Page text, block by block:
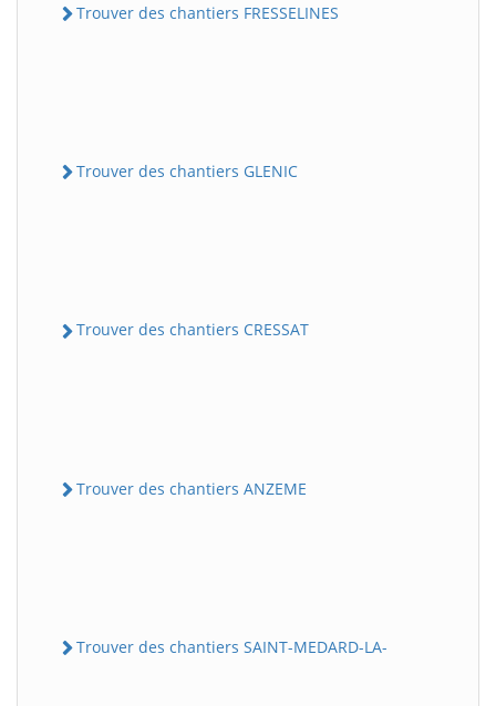
Trouver des chantiers FRESSELINES
Trouver des chantiers GLENIC
Trouver des chantiers CRESSAT
Trouver des chantiers ANZEME
Trouver des chantiers SAINT-MEDARD-LA-